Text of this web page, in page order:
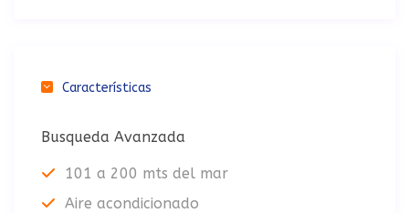
Características
Busqueda Avanzada
101 a 200 mts del mar
Aire acondicionado